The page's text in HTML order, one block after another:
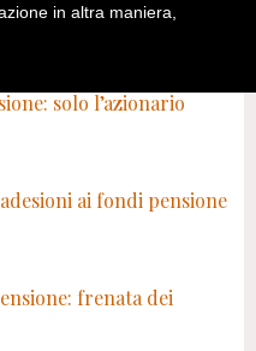
solo l’azionario
ai fondi pensione
frenata dei
in altra maniera,